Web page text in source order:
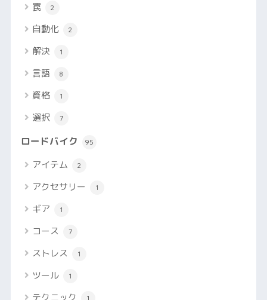
罠 2
自動化 2
解決 1
言語 8
資格 1
選択 7
ロードバイク 95
アイテム 2
アクセサリー 1
ギア 1
コース 7
ストレス 1
ツール 1
テクニック 1